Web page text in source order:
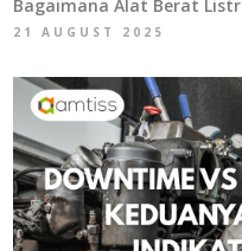
Bagaimana Alat Berat
21 AUGUST 2025